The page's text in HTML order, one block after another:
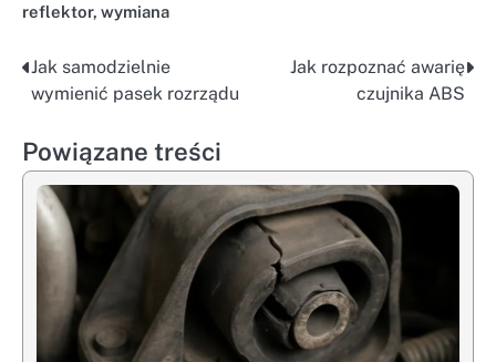
reflektor, wymiana
Nawigacja
wpisu
Jak samodzielnie
wymienić pasek rozrządu
Jak rozpoznać awarię
czujnika ABS
Powiązane treści